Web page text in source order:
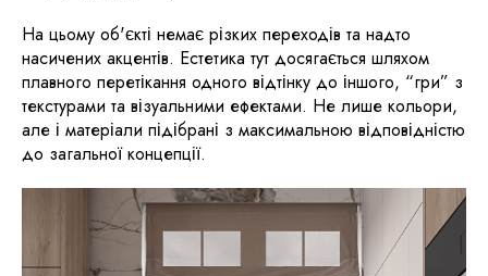
На цьому об'єкті немає різких переходів та надто
насичених акцентів. Естетика тут досягається шляхом
плавного перетікання одного відтінку до іншого, “гри” з
текстурами та візуальними ефектами. Не лише кольори,
але і матеріали підібрані з максимальною відповідністю
до загальної концепції.